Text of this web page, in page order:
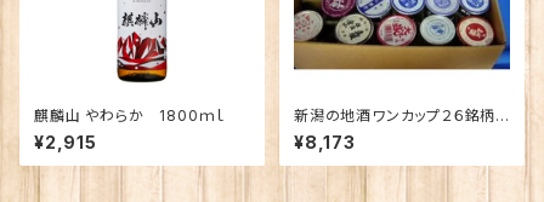
麒麟山 やわらか 1800ｍｌ
¥2,915
新潟の地酒ワンカップ２６銘柄
飲み比べ
¥8,173